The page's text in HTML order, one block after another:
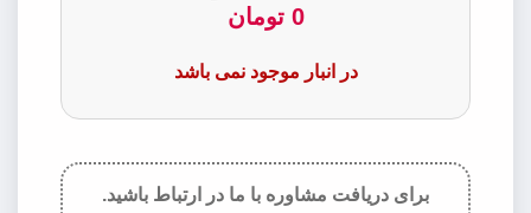
0 تومان
در انبار موجود نمی باشد
برای دریافت مشاوره با ما در ارتباط باشید.